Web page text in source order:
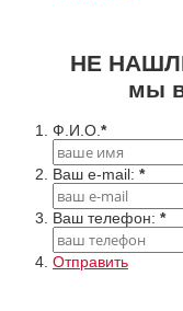
НЕ
мы
Ф.И.О. *
Ваш e-mail: *
Ваш телефон: *
Отправить